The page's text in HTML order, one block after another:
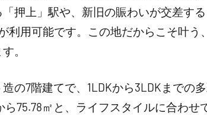
押上」駅や、新旧の賑わいが交差す
利用可能です。この地だからこそ叶う
。
の7階建てで、1LDKから3LDKまでの
ら75.78㎡と、ライフスタイルに合わせ